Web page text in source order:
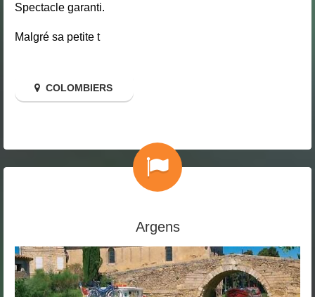
Spectacle garanti.
Malgré sa petite t
COLOMBIERS
Argens